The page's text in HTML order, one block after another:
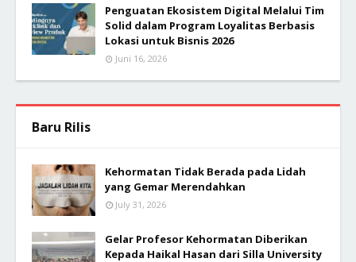
Penguatan Ekosistem Digital Melalui Tim
Solid dalam Program Loyalitas Berbasis
Lokasi untuk Bisnis 2026
Juni 16, 2026
Baru Rilis
Kehormatan Tidak Berada pada Lidah
yang Gemar Merendahkan
July 31, 2026
Gelar Profesor Kehormatan Diberikan
Kepada Haikal Hasan dari Silla University